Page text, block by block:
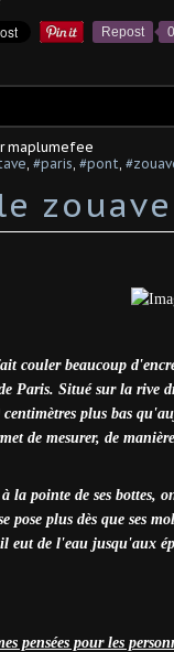
Repost 0
maplumefee
#paris #pont
zouave
couler beaucoup
Paris. Situé sur la rive
plus bas
de mesurer, de
la pointe de ses bottes,
pose plus dès que ses
eut de l'eau jusqu'aux
pensées pour les